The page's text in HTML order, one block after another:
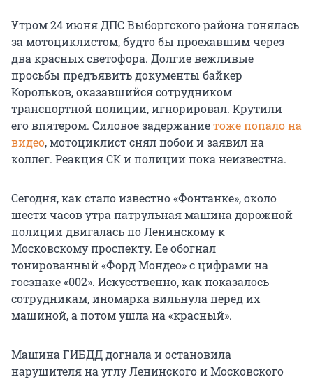
Утром 24 июня ДПС Выборгского района гонялась
за мотоциклистом, будто бы проехавшим через
два красных светофора. Долгие вежливые
просьбы предъявить документы байкер
Корольков, оказавшийся сотрудником
транспортной полиции, игнорировал. Крутили
его впятером. Силовое задержаниетоже попало на
видео, мотоциклист снял побои и заявил на
коллег. Реакция СК и полиции пока неизвестна.
Сегодня, как стало известно «Фонтанке», около
шести часов утра патрульная машина дорожной
полиции двигалась по Ленинскому к
Московскому проспекту. Ее обогнал
тонированный «Форд Мондео» с цифрами на
госзнаке «002». Искусственно, как показалось
сотрудникам, иномарка вильнула перед их
машиной, а потом ушла на «красный».
Машина ГИБДД догнала и остановила
нарушителя на углу Ленинского и Московского